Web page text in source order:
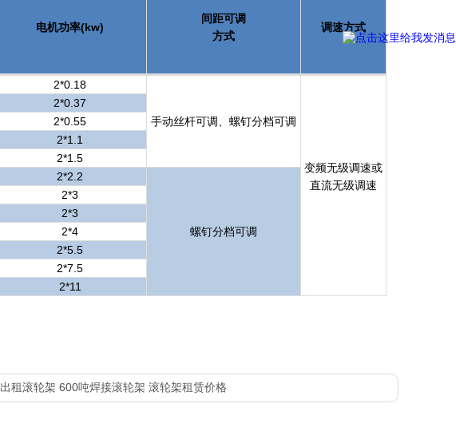
电机功率(kw)
间距可调
方式
调速方式
2*0.18
手动丝杆可调、螺钉分档可调
变频无级调速或
直流无级调速
2*0.37
2*0.55
2*1.1
2*1.5
2*2.2
螺钉分档可调
2*3
2*3
2*4
2*5.5
2*7.5
2*11
出租滚轮架 600吨焊接滚轮架 滚轮架租赁价格